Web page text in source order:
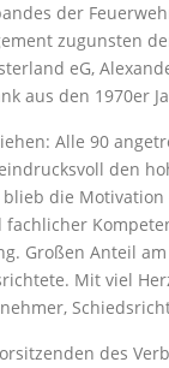
der
zugunsten
eG,
aus den 1970er
Alle 90
den
die
Großen Anteil
Mit viel
des